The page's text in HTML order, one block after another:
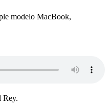
modelo MacBook,
Rey.